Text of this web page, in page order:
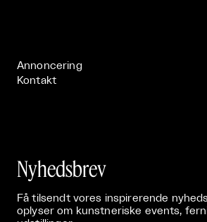
Annoncering
Kontakt
Nyhedsbrev
Få tilsendt vores inspirerende
oplyser om kunstneriske events,